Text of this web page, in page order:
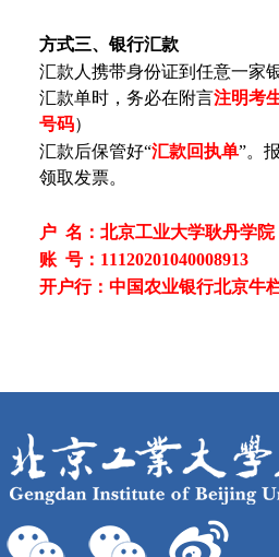
方式三、银行汇款
汇款人携带身份证到任意一家
汇款单时，务必在附言注明考
号码）
汇款后保管好“汇款回执单”。
领取发票。
户 名：北京工业大学耿丹学院
账 号：11120201040008913
开户行：中国农业银行北京牛